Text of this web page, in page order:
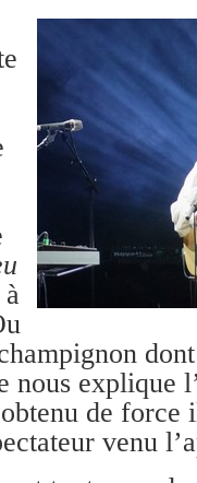
nous explique
de force
venu